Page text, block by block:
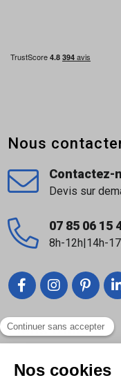
Liens utiles
Nous contacter
Nous
Contactez-
Devis sur
07 85 06 15
8h-12h|14h-